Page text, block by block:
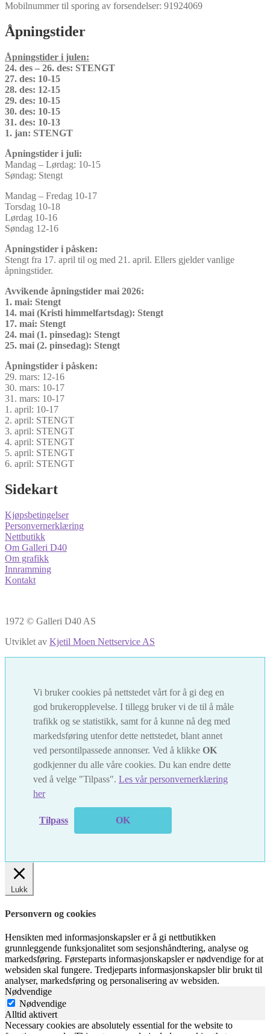
Mobilnummer til sporing av forsendelser: 91924069
Åpningstider
Åpningstider i julen:
24. des – 26. des: STENGT
27. des: 10-15
28. des: 12-15
29. des: 10-15
30. des: 10-15
31. des: 10-13
1. jan: STENGT
Åpningstider i juli:
Mandag – Lørdag: 10-15
Søndag: Stengt
Mandag – Fredag 10-17
Torsdag 10-18
Lørdag 10-16
Søndag 12-16
Åpningstider i påsken:
Stengt fra 17. april til og med 21. april. Ellers gjelder vanlige
åpningstider.
Avvikende åpningstider mai 2026:
1. mai: Stengt
14. mai (Kristi himmelfartsdag): Stengt
17. mai: Stengt
24. mai (1. pinsedag): Stengt
25. mai (2. pinsedag): Stengt
Åpningstider i påsken:
29. mars: 12-16
30. mars: 10-17
31. mars: 10-17
1. april: 10-17
2. april: STENGT
3. april: STENGT
4. april: STENGT
5. april: STENGT
6. april: STENGT
Sidekart
Kjøpsbetingelser
Personvernerklæring
Nettbutikk
Om Galleri D40
Om grafikk
Innramming
Kontakt
1972 © Galleri D40 AS
Utviklet av Kjetil Moen Nettservice AS
Vi bruker cookies på nettstedet vårt for å gi deg en
god brukeropplevelse. I tillegg bruker vi de til å måle
trafikk og se statistikk, samt for å kunne nå deg med
markedsføring utenfor dette nettstedet, blant annet
ved persontilpassede annonser. Ved å klikke OK
godkjenner du alle våre cookies. Du kan endre dette
ved å velge "Tilpass". Les vår personvernerklæring
her
Tilpass OK
Lukk
Personvern og cookies
Hensikten med informasjonskapsler er å gi nettbutikken
grunnleggende funksjonalitet som sesjonshåndtering, analyse og
markedsføring. Førsteparts informasjonskapsler er nødvendige for at
websiden skal fungere. Tredjeparts informasjonskapsler blir brukt til
analyser, markedsføring og personalisering av websiden.
Nødvendige
Nødvendige
Alltid aktivert
Necessary cookies are absolutely essential for the website to